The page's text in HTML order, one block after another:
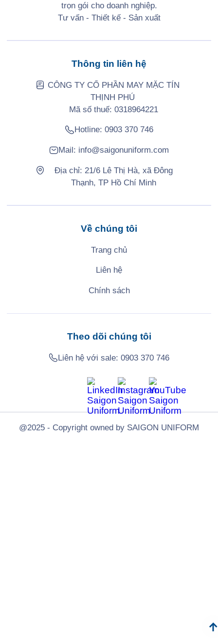
trọn gói cho doanh nghiệp.
Tư vấn - Thiết kế - Sản xuất
Thông tin liên hệ
CÔNG TY CỔ PHẦN MAY MẶC TÍN
THỊNH PHÚ
Mã số thuế: 0318964221
Hotline: 0903 370 746
Mail: info@saigonuniform.com
Địa chỉ: 21/6 Lê Thị Hà, xã Đông
Thạnh, TP Hồ Chí Minh
Về chúng tôi
Trang chủ
Liên hệ
Chính sách
Theo dõi chúng tôi
Liên hệ với sale:0903 370 746
@2025 - Copyright owned by SAIGON UNIFORM